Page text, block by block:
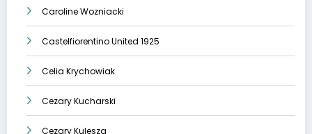
Caroline Wozniacki
Castelfiorentino United 1925
Celia Krychowiak
Cezary Kucharski
Cezary Kulesza